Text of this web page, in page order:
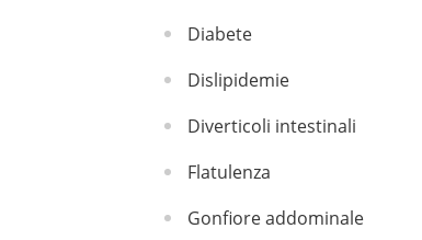
Diabete
Dislipidemie
Diverticoli intestinali
Flatulenza
Gonfiore addominale